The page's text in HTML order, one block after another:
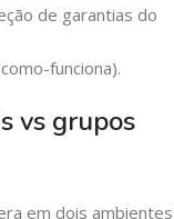
de garantias do
funciona).
vs grupos
em dois ambientes